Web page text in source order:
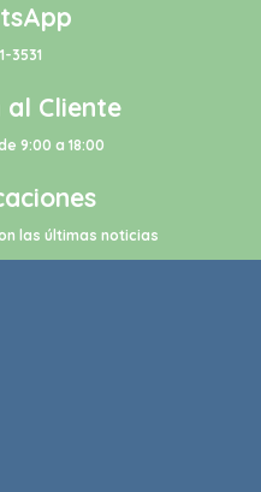
3531
Cliente
9:00 a 18:00
las últimas noticias